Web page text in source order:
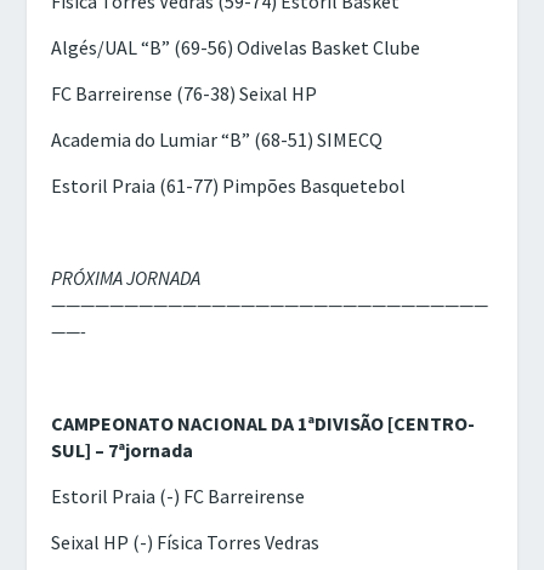
Algés/UAL “B” (69-56) Odivelas Basket Clube
FC Barreirense (76-38) Seixal HP
Academia do Lumiar “B” (68-51) SIMECQ
Estoril Praia (61-77) Pimpões Basquetebol
PRÓXIMA JORNADA
——————————————————————————————
——-
CAMPEONATO NACIONAL DA 1ªDIVISÃO [CENTRO-
SUL] – 7ªjornada
Estoril Praia (-) FC Barreirense
Seixal HP (-) Física Torres Vedras